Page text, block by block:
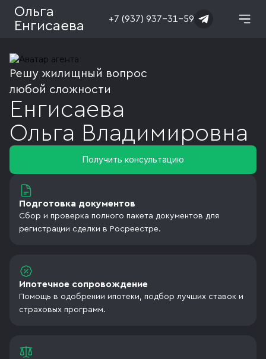
Ольга
Енгисаева
+7 (937) 937-31-59
Решу жилищный вопрос
любой сложности
Енгисаева
Ольга Владимировна
Получить консультацию
Подготовка документов
Сбор и проверка полного пакета документов для
регистрации сделки в Росреестре.
Ипотечное сопровождение
Помощь в одобрении ипотеки, подбор лучших ставок и
страховых программ.